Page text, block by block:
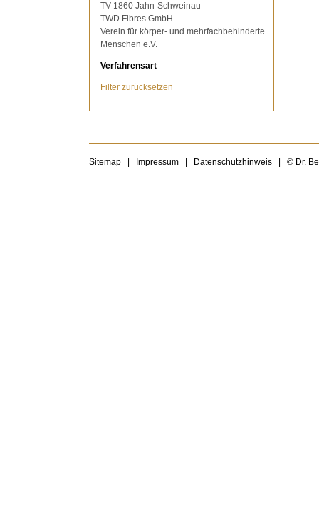
TV 1860 Jahn-Schweinau
TWD Fibres GmbH
Verein für körper- und mehrfachbehinderte
Menschen e.V.
Verfahrensart
Filter zurücksetzen
Sitemap Impressum Datenschutzhinweis © Dr.